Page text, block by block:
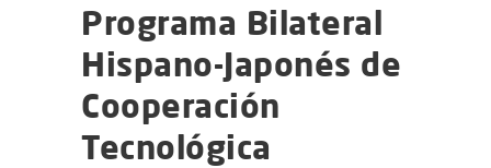
Programa Bilateral
Hispano-Japonés de
Cooperación
Tecnológica